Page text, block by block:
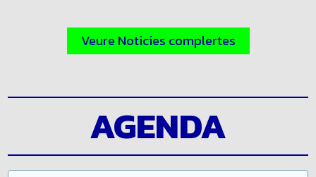
Veure Noticies complertes
AGENDA